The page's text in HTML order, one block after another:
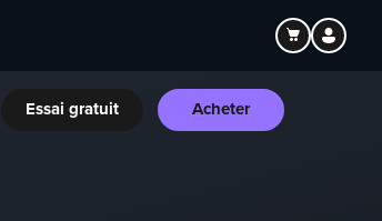
Essai gratuit Acheter